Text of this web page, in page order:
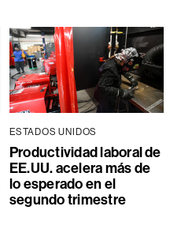
ESTADOS UNIDOS
Productividad laboral de
EE.UU. acelera más de
lo esperado en el
segundo trimestre